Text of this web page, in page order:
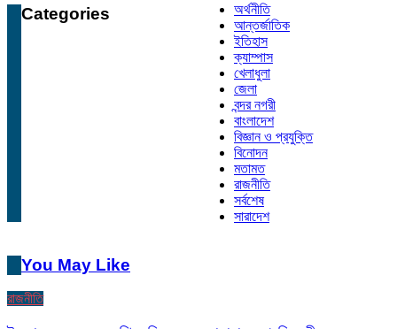
Categories
অর্থনীতি
আন্তর্জাতিক
ইতিহাস
ক্যাম্পাস
খেলাধুলা
জেলা
বন্দর নগরী
বাংলাদেশ
বিজ্ঞান ও প্রযুক্তি
বিনোদন
মতামত
রাজনীতি
সর্বশেষ
সারাদেশ
You May Like
রাজনীতি